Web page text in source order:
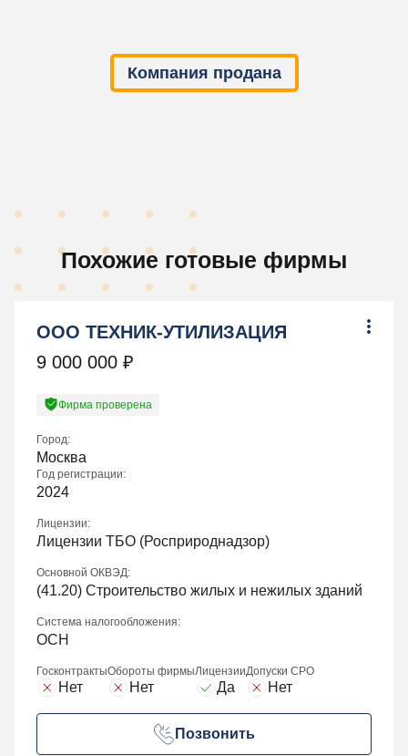
Компания продана
Похожие готовые фирмы
ООО ТЕХНИК-УТИЛИЗАЦИЯ
9 000 000 ₽
Фирма проверена
Город:
Москва
Год регистрации:
2024
Лицензии:
Лицензии ТБО (Росприроднадзор)
Основной ОКВЭД:
(41.20) Строительство жилых и нежилых зданий
Система налогообложения:
ОСН
Госконтракты
Нет
Обороты фирмы
Нет
Лицензии
Да
Допуски СРО
Нет
Позвонить